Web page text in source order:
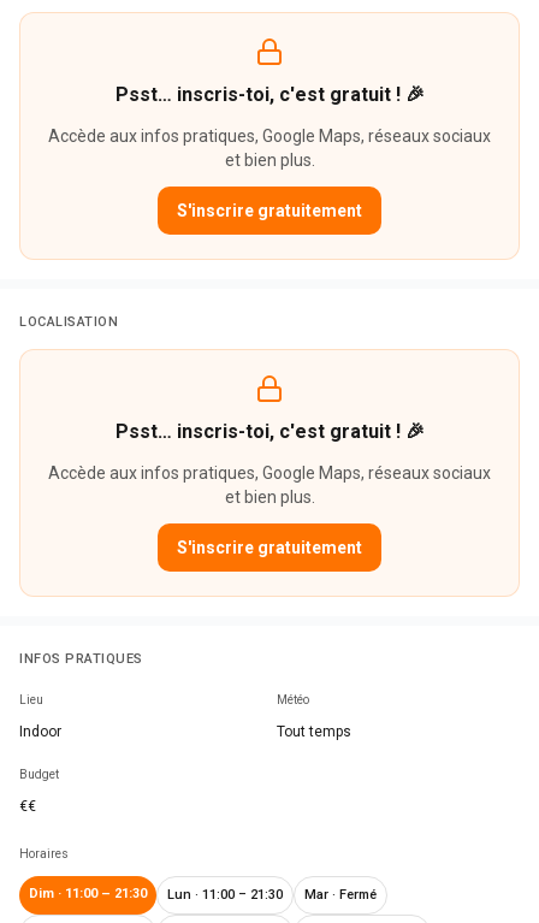
Psst… inscris-toi, c'est gratuit ! 🎉
Accède aux infos pratiques, Google Maps, réseaux sociaux
et bien plus.
S'inscrire gratuitement
LOCALISATION
Psst… inscris-toi, c'est gratuit ! 🎉
Accède aux infos pratiques, Google Maps, réseaux sociaux
et bien plus.
S'inscrire gratuitement
INFOS PRATIQUES
Lieu
Indoor
Météo
Tout temps
Budget
€€
Horaires
Dim · 11:00 – 21:30 Lun · 11:00 – 21:30 Mar · Fermé